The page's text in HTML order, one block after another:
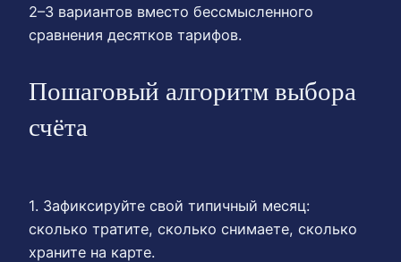
2–3 вариантов вместо бессмысленного
сравнения десятков тарифов.
Пошаговый алгоритм выбора
счёта
1. Зафиксируйте свой типичный месяц:
сколько тратите, сколько снимаете, сколько
храните на карте.